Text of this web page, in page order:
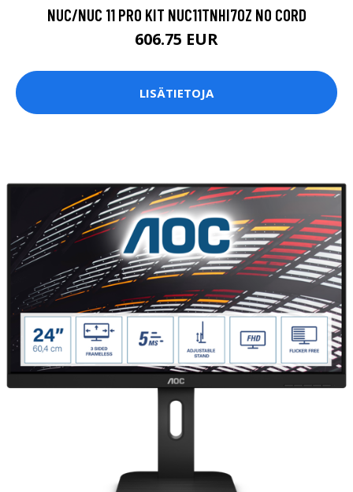
NUC/NUC 11 PRO KIT NUC11TNHI70Z NO CORD
606.75 EUR
LISÄTIETOJA